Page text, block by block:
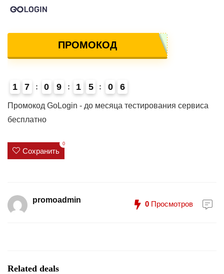
ПРОМОКОД
1
4
7 0 9 1 5 0 6
Промокод GoLogin - до месяца тестирования сервиса
бесплатно
Сохранить
0
promoadmin 0 Просмотров
Related deals